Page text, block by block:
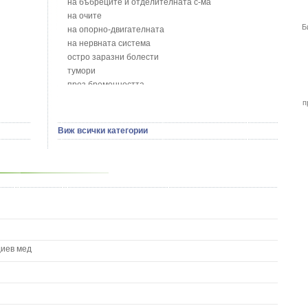
Божур - Paeonia Decora
Борови връхчета - Pinus sylvestris
Босилек - Ocimum Basillicum
Брей - Tamus Communis
Брош - Rubia tinctorum L.
Бръшлян - Hedera helix L.
Бял имел - Viscum album L.
Бял оман - Inula Helenium L.
Бяла върба - Salix Аlba
на бъбреците и отделителната с-ма
на очите
на опорно-двигателната
на нервната система
остро заразни болести
тумори
през бременността
сексуални проблеми
на половите органи
Виж всички категории
мед